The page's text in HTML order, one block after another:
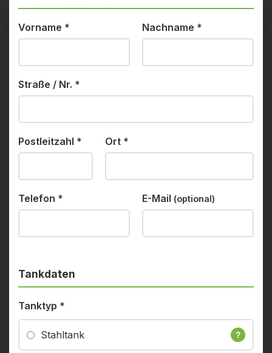
Vorname * Nachname *
Straße / Nr. *
Postleitzahl * Ort *
Telefon * E-Mail (optional)
Tankdaten
Tanktyp *
Stahltank ?